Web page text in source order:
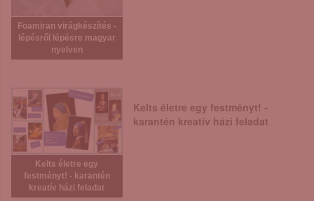
Foamiran virágkészítés -
lépésről lépésre magyar
nyelven
Kelts életre egy
festményt! - karantén
kreatív házi feladat
Kelts életre egy festményt! -
karantén kreatív házi feladat